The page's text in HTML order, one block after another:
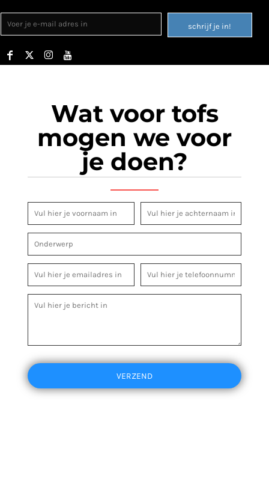
schrijf je in!
Wat voor tofs
mogen we voor
je doen?
VERZEND